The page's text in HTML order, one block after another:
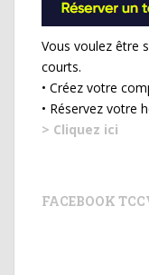
Vous voulez être
courts.
• Créez votre
• Réservez votre
> Cliquez ici
FACEBOOK